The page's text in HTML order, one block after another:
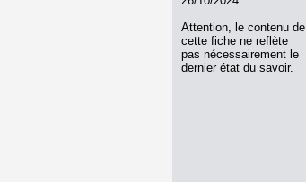
Attention, le contenu de
cette fiche ne reflète
pas nécessairement le
dernier état du savoir.